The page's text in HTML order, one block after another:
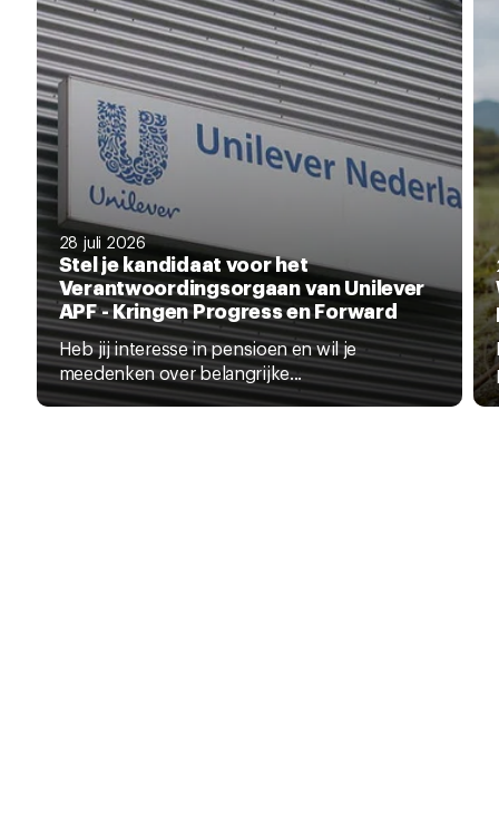
28 juli 2026
Stel je kandidaat voor het
Verantwoordingsorgaan van Unilever
APF - Kringen Progress en Forward
Heb jij interesse in pensioen en wil je
meedenken over belangrijke...